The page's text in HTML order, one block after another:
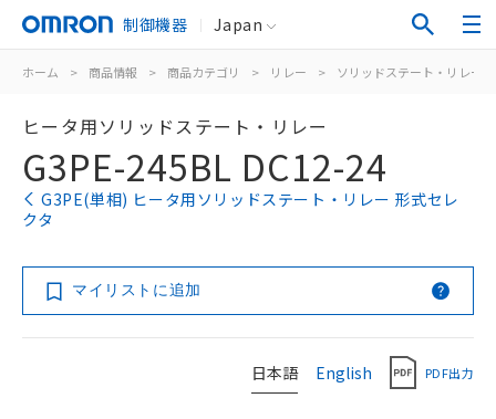
制御機器 Japan
ホーム > 商品情報 > 商品カテゴリ > リレー > ソリッドステート・リレー
ヒータ用ソリッドステート・リレー
G3PE-245BL DC12-24
G3PE(単相) ヒータ用ソリッドステート・リレー 形式セレ
クタ
マイリストに追加
日本語 English PDF出力